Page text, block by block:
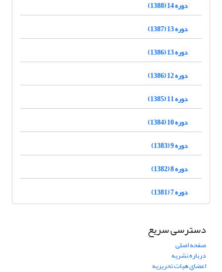
دوره 14 (1388)
دوره 13 (1387)
دوره 13 (1386)
دوره 12 (1386)
دوره 11 (1385)
دوره 10 (1384)
دوره 9 (1383)
دوره 8 (1382)
دوره 7 (1381)
دسترسی سریع
صفحه اصلی
درباره نشریه
اعضای هیات تحریریه